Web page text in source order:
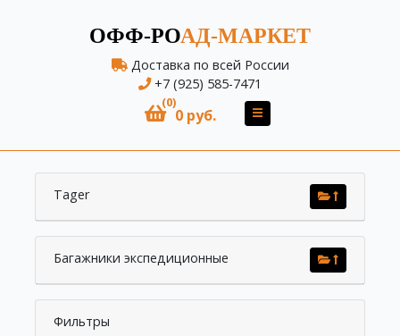
ОФФ-РОАД-МАРКЕТ
Доставка по всей России
+7 (925) 585-7471
(0)
0 руб.
Tager
Багажники экспедиционные
Фильтры